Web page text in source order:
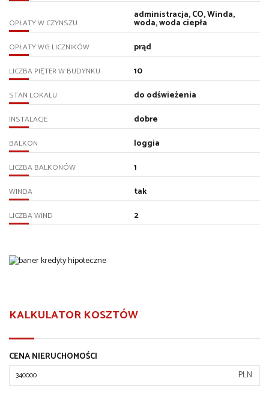
OPŁATY W CZYNSZU
administracja, CO, Winda,
woda, woda ciepła
OPŁATY WG LICZNIKÓW prąd
LICZBA PIĘTER W BUDYNKU 10
STAN LOKALU do odświeżenia
INSTALACJE dobre
BALKON loggia
LICZBA BALKONÓW 1
WINDA tak
LICZBA WIND 2
KALKULATOR KOSZTÓW
CENA NIERUCHOMOŚCI
PLN